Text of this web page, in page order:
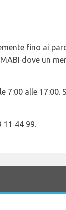
fino ai
dove un
7:00 alle 17:00.
11 44 99.